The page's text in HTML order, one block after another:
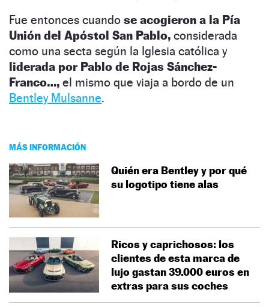
Fue entonces cuando se acogieron a la Pía
Unión del Apóstol San Pablo, considerada
como una secta según la Iglesia católica y
liderada por Pablo de Rojas Sánchez-
Franco…, el mismo que viaja a bordo de un
Bentley Mulsanne.
MÁS INFORMACIÓN
Quién era Bentley y por qué
su logotipo tiene alas
Ricos y caprichosos: los
clientes de esta marca de
lujo gastan 39.000 euros en
extras para sus coches